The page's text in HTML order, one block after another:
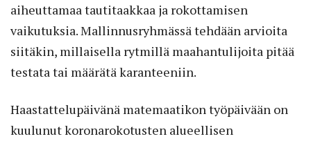
aiheuttamaa tautitaakkaa ja rokottamisen
vaikutuksia. Mallinnusryhmässä tehdään arvioita
siitäkin, millaisella rytmillä maahantulijoita pitää
testata tai määrätä karanteeniin.
Haastattelupäivänä matemaatikon työpäivään on
kuulunut koronarokotusten alueellisen